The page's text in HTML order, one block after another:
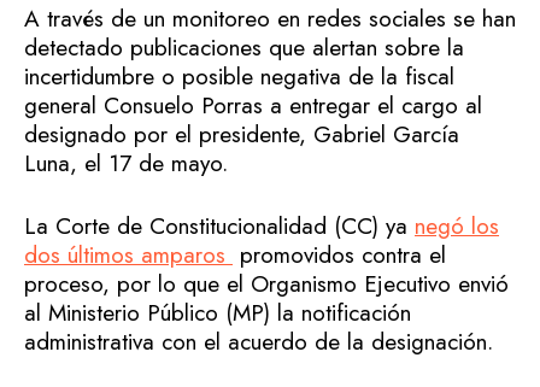
A través de un monitoreo en redes sociales se han
detectado publicaciones que alertan sobre la
incertidumbre o posible negativa de la fiscal
general Consuelo Porras a entregar el cargo al
designado por el presidente, Gabriel García
Luna, el 17 de mayo.
La Corte de Constitucionalidad (CC) ya negó los
dos últimos amparos promovidos contra el
proceso, por lo que el Organismo Ejecutivo envió
al Ministerio Público (MP) la notificación
administrativa con el acuerdo de la designación.